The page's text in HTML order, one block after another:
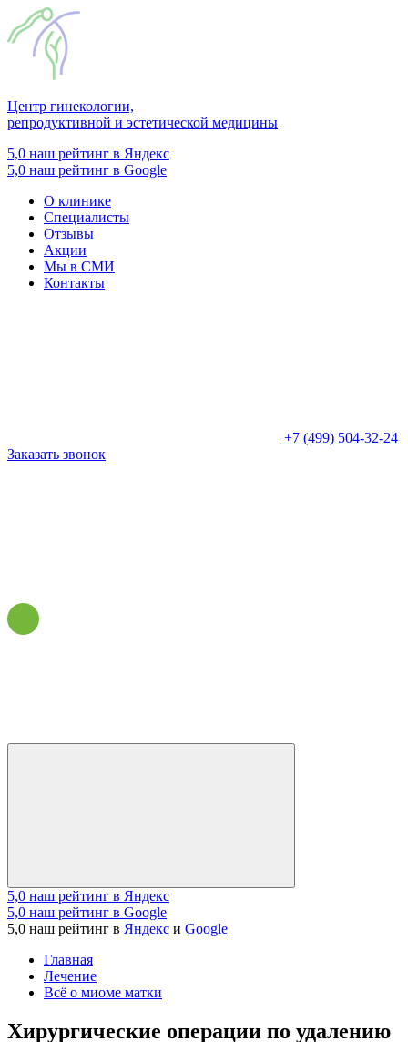
Центр гинекологии,
репродуктивной и эстетической медицины
5,0 наш рейтинг в Яндекс
5,0 наш рейтинг в Google
О клинике
Специалисты
Отзывы
Акции
Мы в СМИ
Контакты
+7 (499) 504-32-24
Заказать звонок
5,0 наш рейтинг в Яндекс
5,0 наш рейтинг в Google
5,0 наш рейтинг в Яндекс и Google
Главная
Лечение
Всё о миоме матки
Хирургические операции по удалению